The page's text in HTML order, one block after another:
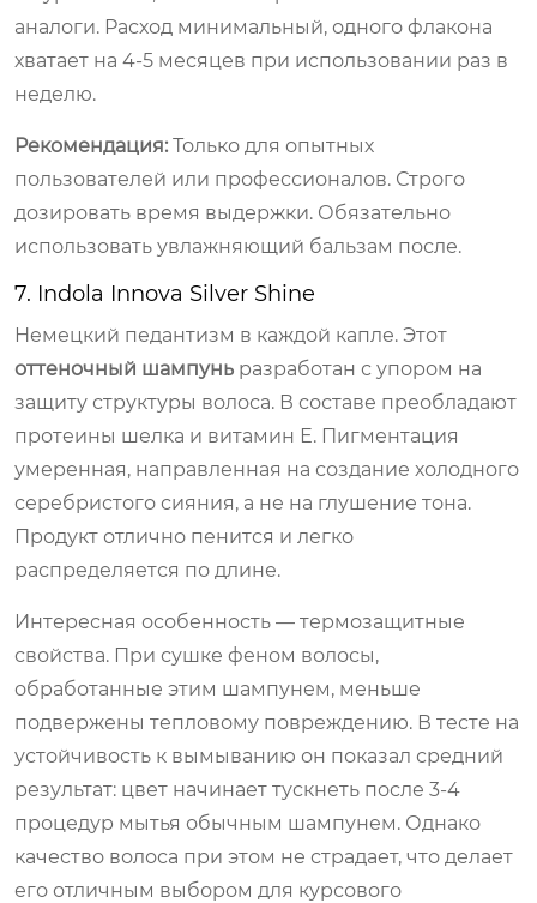
аналоги. Расход минимальный, одного флакона
хватает на 4-5 месяцев при использовании раз в
неделю.
Рекомендация: Только для опытных
пользователей или профессионалов. Строго
дозировать время выдержки. Обязательно
использовать увлажняющий бальзам после.
7. Indola Innova Silver Shine
Немецкий педантизм в каждой капле. Этот
оттеночный шампунь разработан с упором на
защиту структуры волоса. В составе преобладают
протеины шелка и витамин Е. Пигментация
умеренная, направленная на создание холодного
серебристого сияния, а не на глушение тона.
Продукт отлично пенится и легко
распределяется по длине.
Интересная особенность — термозащитные
свойства. При сушке феном волосы,
обработанные этим шампунем, меньше
подвержены тепловому повреждению. В тесте на
устойчивость к вымыванию он показал средний
результат: цвет начинает тускнеть после 3-4
процедур мытья обычным шампунем. Однако
качество волоса при этом не страдает, что делает
его отличным выбором для курсового